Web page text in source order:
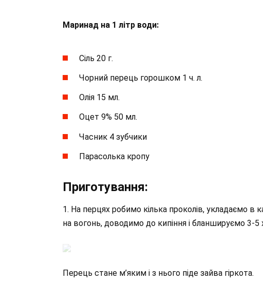
Маринад на 1 літр води:
Сіль 20 г.
Чорний перець горошком 1 ч. л.
Олія 15 мл.
Оцет 9% 50 мл.
Часник 4 зубчики
Парасолька кропу
Приготування:
1. На перцях робимо кілька проколів, укладаємо
на вогонь, доводимо до кипіння і бланшируємо 3-5
Перець стане м’яким і з нього піде зайва гіркота.